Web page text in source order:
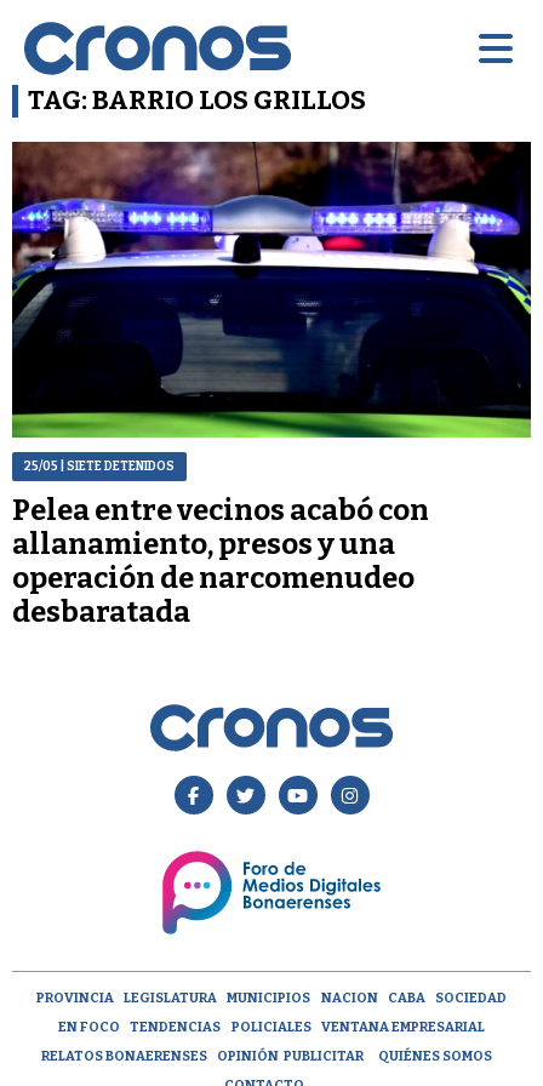
TAG: BARRIO LOS GRILLOS
25/05 | SIETE DETENIDOS
Pelea entre vecinos acabó con
allanamiento, presos y una
operación de narcomenudeo
desbaratada
PROVINCIA LEGISLATURA MUNICIPIOS NACION CABA
SOCIEDAD
EN FOCO
TENDENCIAS POLICIALES
VENTANA EMPRESARIAL
RELATOS BONAERENSES
OPINIÓN PUBLICITAR
QUIÉNES SOMOS